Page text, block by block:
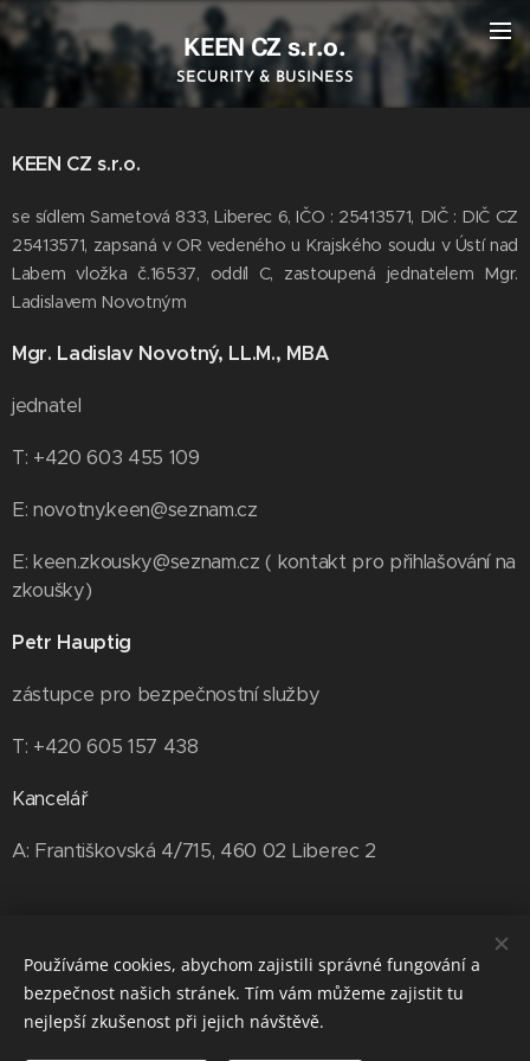
KEEN CZ s.r.o.
SECURITY & BUSINESS
KEEN CZ s.r.o.
se sídlem Sametová 833, Liberec 6, IČO : 25413571, DIČ : DIČ CZ
25413571, zapsaná v OR vedeného u Krajského soudu v Ústí nad
Labem vložka č.16537, oddíl C, zastoupená jednatelem Mgr.
Ladislavem Novotným
Mgr. Ladislav Novotný, LL.M., MBA
jednatel
T: +420 603 455 109
E: novotny.keen@seznam.cz
E: keen.zkousky@seznam.cz ( kontakt pro přihlašování na
zkoušky)
Petr Hauptig
zástupce pro bezpečnostní služby
T: +420 605 157 438
Kancelář
A: Františkovská 4/715, 460 02 Liberec 2
Používáme cookies, abychom zajistili správné fungování a
bezpečnost našich stránek. Tím vám můžeme zajistit tu
nejlepší zkušenost při jejich návštěvě.